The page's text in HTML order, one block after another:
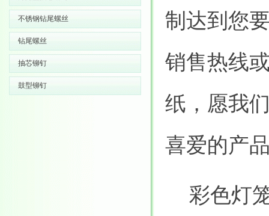
不锈钢钻尾螺丝
钻尾螺丝
抽芯铆钉
鼓型铆钉
制达到您
销售热线
纸，愿我
喜爱的产
彩色灯